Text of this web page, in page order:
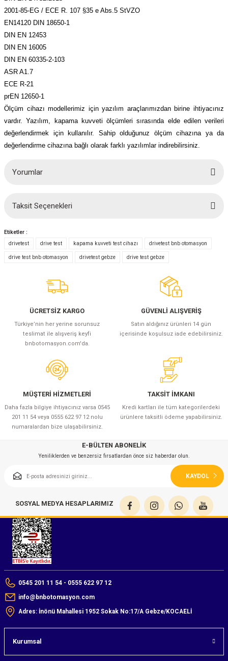
2001-85-EG / ECE R. 107 §35 e Abs.5 StVZO
EN14120 DIN 18650-1
DIN EN 12453
DIN EN 16005
DIN EN 60335-2-103
ASR A1.7
ECE R-21
prEN 12650-1
Ölçüm cihazı modellerimiz için yazılım araçlarımızdan birine ihtiyacınız
vardır. Yazılım, kapama kuvveti ölçümleri sırasında elde edilen verileri
değerlendirmek için kullanılır. Sahip olduğunuz ölçüm cihazına ya da
değerlendirme cihazına bağlı olarak farklı yazılımlar indirebilirsiniz.
Yorumlar
Bu ürüne ilk yorumu siz yapın!
Yorum Yaz
Taksit Seçenekleri
Etiketler :
drivetest
drive test kapama kuvveti test cihazı drivetest bnb otomasyon
drive test bnb otomasyon drivetest gebze drive test gebze
ÜCRETSİZ KARGO
Türkiye’nin her yerine sorunsuz
teslimat ile alışveriş keyfi
bnbotomasyon.com'da.
GÜVENLİ ALIŞVERİŞ
Satın aldığınız ürünleri 14 gün
içerisinde koşulsuz iade edebilirsiniz.
MÜŞTERİ HİZMETLERİ
Daha fazla bilgiye ihtiyacınız varsa 0545
201 11 54 veya 0555 622 97 12 nolu
numaralardan bize ulaşabilirsiniz.
TAKSİT İMKANI
Kredi kartları ile tüm kategorilerdeki
ürünlere taksitli ödeme yapabilirsiniz.
E-BÜLTEN ABONELİK
Yeniliklerden ve benzersiz fırsatlardan önce siz haberdar olun.
KAYDOL
SOSYAL MEDYA HESAPLARIMIZ
0545 201 11 54 - 0555 622 97 12
info@bnbotomasyon.com
Adres: İnönü Mahallesi 1952 Sokak No:17/A Gebze/KOCAELİ
Kurumsal